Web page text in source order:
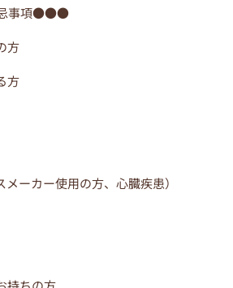
事項●●●
方
方
ーカー使用の方、心臓疾患）